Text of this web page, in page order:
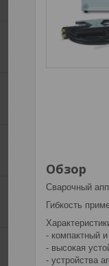
Oбзор
Сварочный
Гибкость
- компактный и
- высокая
- устройства